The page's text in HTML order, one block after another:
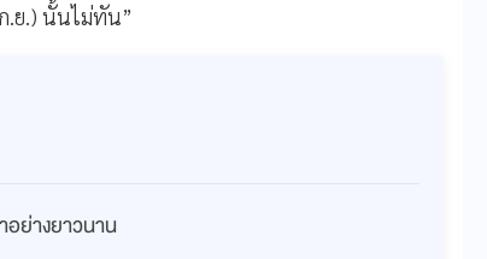
.ย.) นั้นไม่ทัน”
อย่างยาวนาน